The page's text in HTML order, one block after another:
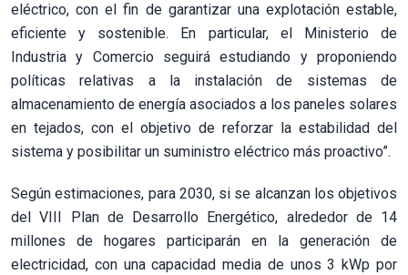
eléctrico, con el fin de garantizar una explotación estable,
eficiente y sostenible. En particular, el Ministerio de
Industria y Comercio seguirá estudiando y proponiendo
políticas relativas a la instalación de sistemas de
almacenamiento de energía asociados a los paneles solares
en tejados, con el objetivo de reforzar la estabilidad del
sistema y posibilitar un suministro eléctrico más proactivo”.
Según estimaciones, para 2030, si se alcanzan los objetivos
del VIII Plan de Desarrollo Energético, alrededor de 14
millones de hogares participarán en la generación de
electricidad, con una capacidad media de unos 3 kWp por